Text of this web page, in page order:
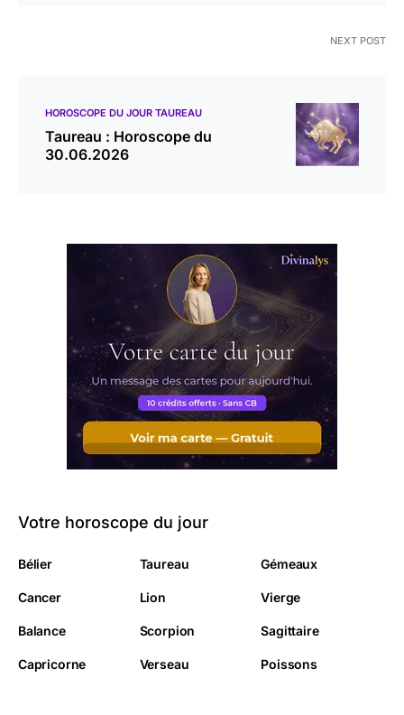
NEXT POST
HOROSCOPE DU JOUR TAUREAU
Taureau : Horoscope du
30.06.2026
Votre horoscope du jour
Bélier Taureau Gémeaux
Cancer Lion Vierge
Balance Scorpion Sagittaire
Capricorne Verseau Poissons